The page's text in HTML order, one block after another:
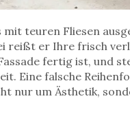
mit teuren Fliesen
reißt er Ihre frisch
fertig ist, und
Eine falsche
nur um Ästhetik,